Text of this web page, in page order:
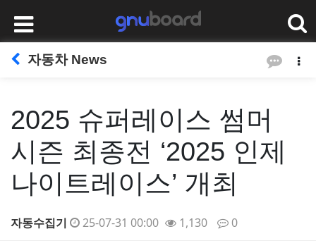
자동차 News
2025 슈퍼레이스 썸머
시즌 최종전 ‘2025 인제
나이트레이스’ 개최
자동수집기 25-07-31 00:00 1,130 0